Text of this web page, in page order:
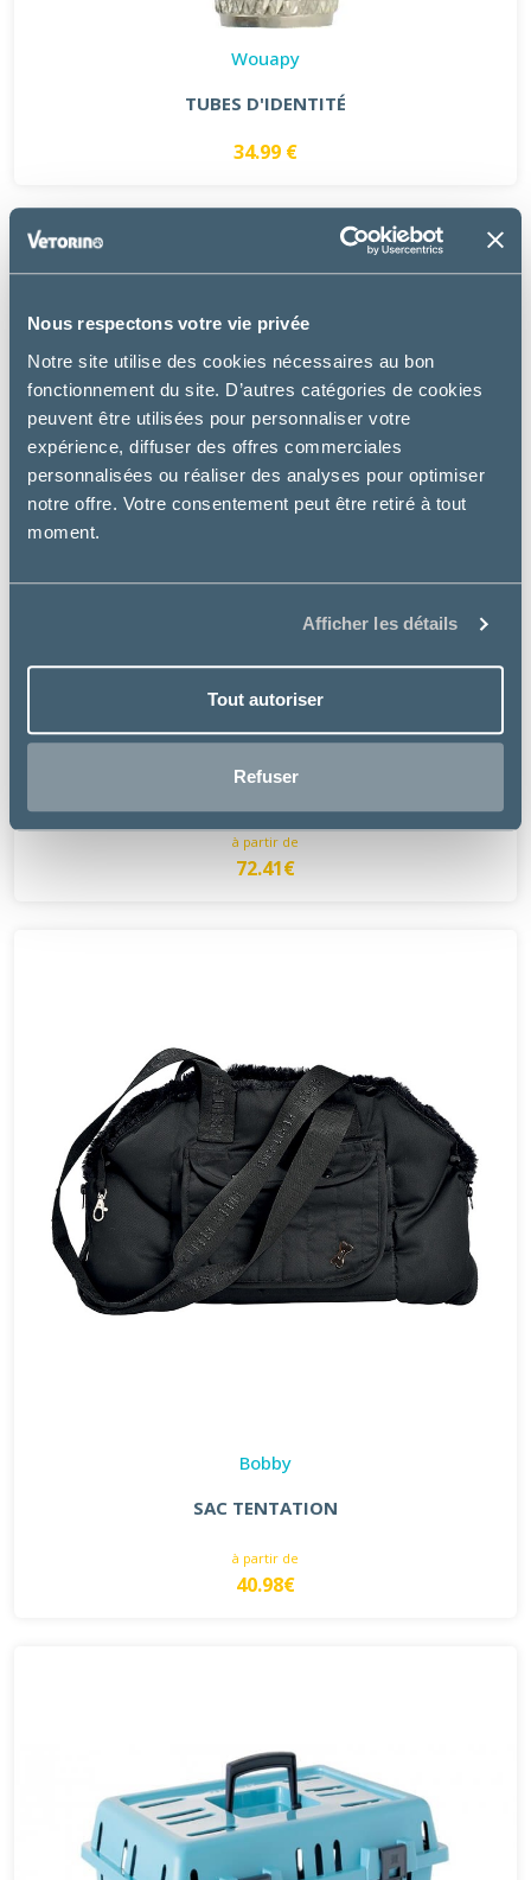
Nous respectons votre vie privée
Notre site utilise des cookies nécessaires au bon
fonctionnement du site. D’autres catégories de cookies
peuvent être utilisées pour personnaliser votre
expérience, diffuser des offres commerciales
personnalisées ou réaliser des analyses pour optimiser
notre offre. Votre consentement peut être retiré à tout
moment.
Afficher les détails
Tout autoriser
Refuser
Wouapy
TUBES D'IDENTITÉ
34.99 €
Trixie
à partir de
72.41€
Bobby
SAC TENTATION
à partir de
40.98€